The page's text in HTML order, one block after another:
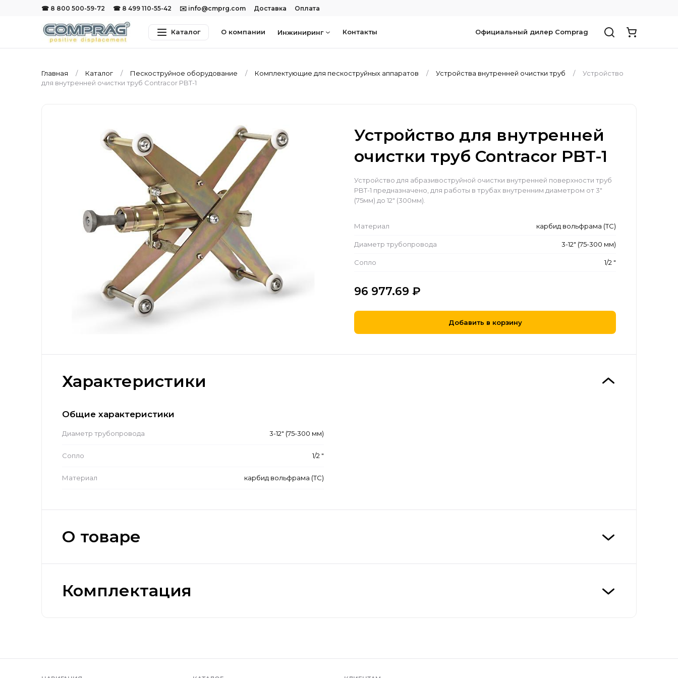
☎ 8 800 500-59-72 ☎ 8 499 110-55-42 ✉️ info@cmprg.com Доставка Оплата
Каталог О компании Инжиниринг Контакты Официальный дилер Comprag
Главная Каталог Пескоструйное оборудование Комплектующие для пескоструйных аппаратов Устройства внутренней очистки труб
Устройство
для внутренней очистки труб Contracor PBT-1
Устройство для внутренней
очистки труб Contracor PBT-1
Устройство для абразивоструйной очистки внутренней поверхности труб
PBT-1 предназначено, для работы в трубах внутренним диаметром от 3"
(75мм) до 12" (300мм).
Материал карбид вольфрама (ТС)
Диаметр трубопровода 3-12" (75-300 мм)
Сопло 1/2 "
96 977.69 ₽
Добавить в корзину
Характеристики
Общие характеристики
Диаметр трубопровода 3-12" (75-300 мм)
Сопло 1/2 "
Материал карбид вольфрама (ТС)
О товаре
Комплектация